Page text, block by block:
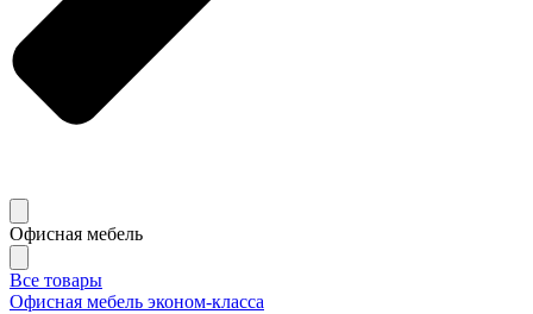
Офисная мебель
Все товары
Офисная мебель эконом-класса